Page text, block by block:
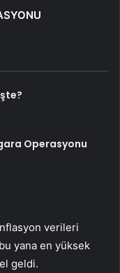
Operasyonu
verileri
yana en yüksek
geldi.